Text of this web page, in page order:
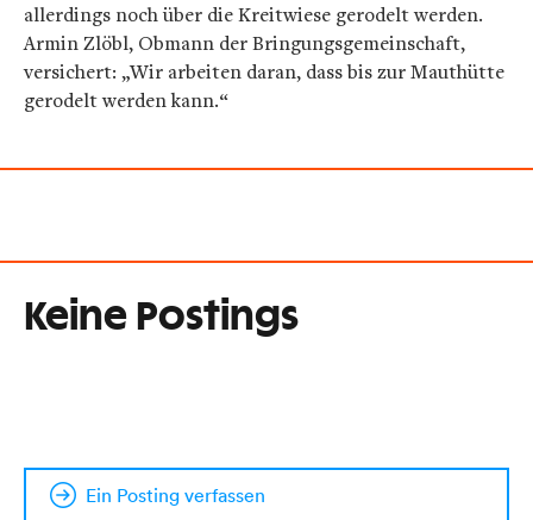
allerdings noch über die Kreitwiese gerodelt werden.
Armin Zlöbl, Obmann der Bringungsgemeinschaft,
versichert: „Wir arbeiten daran, dass bis zur Mauthütte
gerodelt werden kann.“
Keine Postings
Ein Posting verfassen